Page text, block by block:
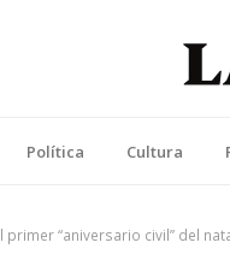
Política Cultura
“aniversario civil” del